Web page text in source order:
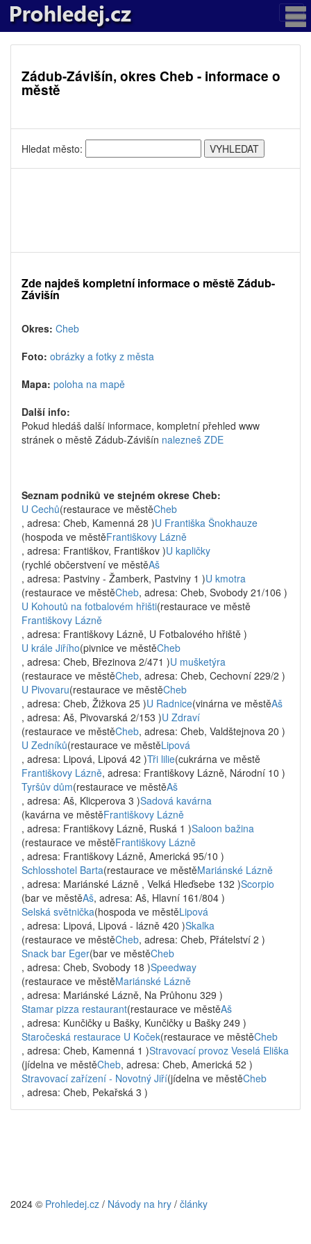
Zádub-Závišín, okres Cheb - informace o
městě
Hledat město:
Zde najdeš kompletní informace o městě Zádub-
Závišín
Okres: Cheb
Foto: obrázky a fotky z města
Mapa: poloha na mapě
Další info:
Pokud hledáš další informace, kompletní přehled www
stránek o městě Zádub-Závišín nalezneš ZDE
Seznam podniků ve stejném okrese Cheb:
U Cechů(restaurace ve městěCheb
, adresa: Cheb, Kamenná 28 )U Františka Šnokhauze
(hospoda ve městěFrantiškovy Lázně
, adresa: Františkov, Františkov )U kapličky
(rychlé občerstvení ve městěAš
, adresa: Pastviny - Žamberk, Pastviny 1 )U kmotra
(restaurace ve městěCheb, adresa: Cheb, Svobody 21/106 )
U Kohoutů na fotbalovém hřišti(restaurace ve městě
Františkovy Lázně
, adresa: Františkovy Lázně, U Fotbalového hřiště )
U krále Jiřího(pivnice ve městěCheb
, adresa: Cheb, Březinova 2/471 )U mušketýra
(restaurace ve městěCheb, adresa: Cheb, Cechovní 229/2 )
U Pivovaru(restaurace ve městěCheb
, adresa: Cheb, Žižkova 25 )U Radnice(vinárna ve městěAš
, adresa: Aš, Pivovarská 2/153 )U Zdraví
(restaurace ve městěCheb, adresa: Cheb, Valdštejnova 20 )
U Zedníků(restaurace ve městěLipová
, adresa: Lipová, Lipová 42 )Tři lilie(cukrárna ve městě
Františkovy Lázně, adresa: Františkovy Lázně, Národní 10 )
Tyršův dům(restaurace ve městěAš
, adresa: Aš, Klicperova 3 )Sadová kavárna
(kavárna ve městěFrantiškovy Lázně
, adresa: Františkovy Lázně, Ruská 1 )Saloon bažina
(restaurace ve městěFrantiškovy Lázně
, adresa: Františkovy Lázně, Americká 95/10 )
Schlosshotel Barta(restaurace ve městěMariánské Lázně
, adresa: Mariánské Lázně , Velká Hleďsebe 132 )Scorpio
(bar ve městěAš, adresa: Aš, Hlavní 161/804 )
Selská světnička(hospoda ve městěLipová
, adresa: Lipová, Lipová - lázně 420 )Skalka
(restaurace ve městěCheb, adresa: Cheb, Přátelství 2 )
Snack bar Eger(bar ve městěCheb
, adresa: Cheb, Svobody 18 )Speedway
(restaurace ve městěMariánské Lázně
, adresa: Mariánské Lázně, Na Průhonu 329 )
Stamar pizza restaurant(restaurace ve městěAš
, adresa: Kunčičky u Bašky, Kunčičky u Bašky 249 )
Staročeská restaurace U Koček(restaurace ve městěCheb
, adresa: Cheb, Kamenná 1 )Stravovací provoz Veselá Eliška
(jídelna ve městěCheb, adresa: Cheb, Americká 52 )
Stravovací zařízení - Novotný Jiří(jídelna ve městěCheb
, adresa: Cheb, Pekařská 3 )
2024 © Prohledej.cz / Návody na hry / články